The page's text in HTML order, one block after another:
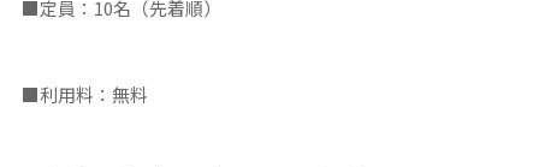
■定員：10名（先着順）
■利用料：無料